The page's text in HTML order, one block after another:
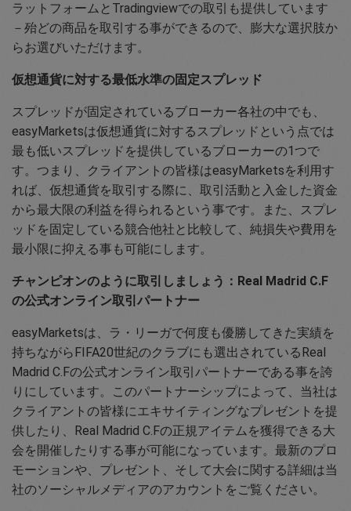
ラットフォームとTradingviewでの取引も提供しています
－殆どの商品を取引する事ができるので、膨大な選択肢か
らお選びいただけます。
仮想通貨に対する最低水準の固定スプレッド
スプレッドが固定されているブローカー各社の中でも、
easyMarketsは仮想通貨に対するスプレッドという点では
最も低いスプレッドを提供しているブローカーの1つで
す。つまり、クライアントの皆様はeasyMarketsを利用す
れば、仮想通貨を取引する際に、取引活動と入金した資金
から最大限の利益を得られるという事です。また、スプレ
ッドを固定している競合他社と比較して、純損失や費用を
最小限に抑える事も可能にします。
チャンピオンのように取引しましょう：Real Madrid C.F
の公式オンライン取引パートナー
easyMarketsは、ラ・リーガで何度も優勝してきた実績を
持ちながらFIFA20世紀のクラブにも選出されているReal
Madrid C.Fの公式オンライン取引パートナーである事を誇
りにしています。このパートナーシップによって、当社は
クライアントの皆様にエキサイティングなプレゼントを提
供したり、Real Madrid C.Fの正規アイテムを獲得できる大
会を開催したりする事が可能になっています。最新のプロ
モーションや、プレゼント、そして大会に関する詳細は当
社のソーシャルメディアのアカウントをご覧ください。